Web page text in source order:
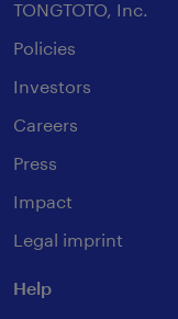
TONGTOTO, Inc.
Policies
Investors
Careers
Press
Impact
Legal imprint
Help